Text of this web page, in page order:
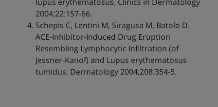
lupus erythematosus. Clinics in Dermatology
2004;22:157-66.
Schepis C, Lentini M, Siragusa M, Batolo D.
ACE-Inhibitor-Induced Drug Eruption
Resembling Lymphocytic Infiltration (of
Jessner-Kanof) and Lupus erythematosus
tumidus. Dermatology 2004;208:354-5.